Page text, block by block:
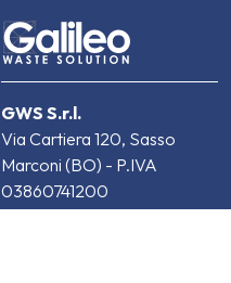
GWS S.r.l.
Via Cartiera 120, Sasso
Marconi (BO) - P.IVA
03860741200
info@galileowastesolution.it